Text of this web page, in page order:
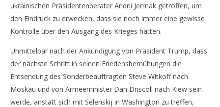
ukrainischen Präsidentenberater Andrii Jermak getroffen, um
den Eindruck zu erwecken, dass sie noch immer eine gewisse
Kontrolle über den Ausgang des Krieges hätten.
Unmittelbar nach der Ankündigung von Präsident Trump, dass
der nächste Schritt in seinen Friedensbemühungen die
Entsendung des Sonderbeauftragten Steve Witkoff nach
Moskau und von Armeeminister Dan Driscoll nach Kiew sein
werde, anstatt sich mit Selenskij in Washington zu treffen,